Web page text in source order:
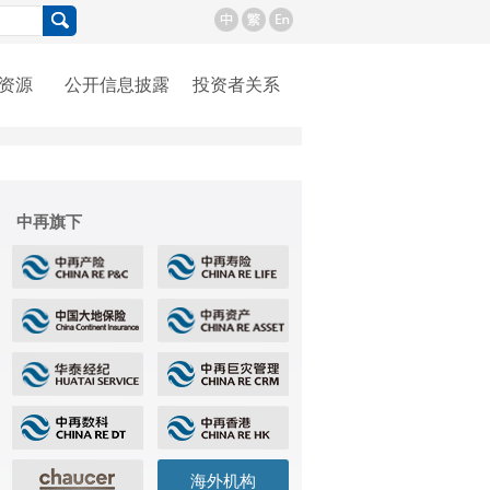
源 公开信息披露 投资者关系
中再旗下
海外机构